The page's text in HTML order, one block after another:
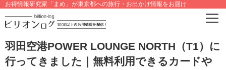
お得情報研究家「まめ」が東京都への旅行・お出かけ情報をお届け
羽田空港POWER LOUNGE NORTH（T1）に
行ってきました｜無料利用できるカードや